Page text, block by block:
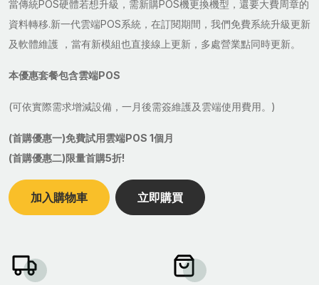
當傳統POS硬體若想升級，需新購POS機更換機型，還要大費周章的
資料轉移.新一代雲端POS系統，在訂閱期間，我們免費系統升級更新
及軟體維護 ，當有新模組也直接線上更新，多處營業點同時更新。
本優惠套餐包含雲端POS
(可依實際需求增減設備，一月後需簽維護及雲端使用費用。)
(首購優惠一)免費試用雲端POS 1個月
(首購優惠二)限量首購5折!
加入購物車 立即購買